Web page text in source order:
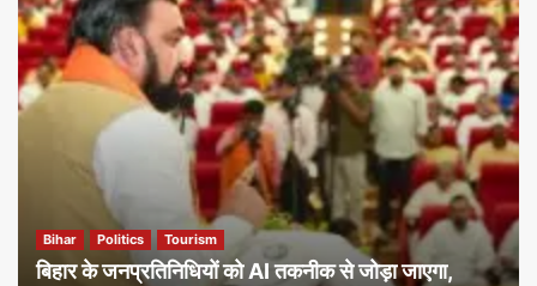
Bihar Politics Tourism
बिहार के जनप्रतिनिधियों को AI तकनीक से जोड़ा जाएगा,